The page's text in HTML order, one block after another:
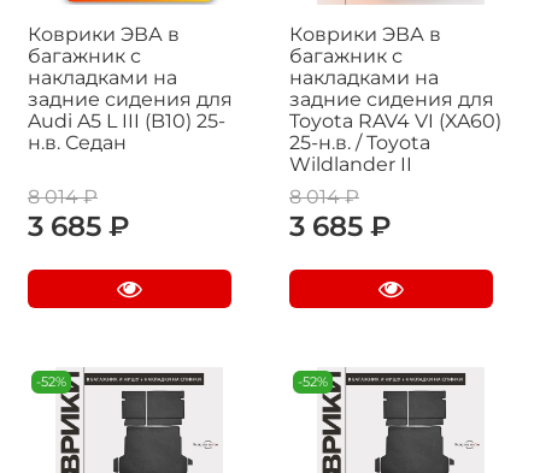
Коврики ЭВА в
багажник с
накладками на
задние сидения для
Audi A5 L III (B10) 25-
н.в. Седан
8 014 ₽
3 685 ₽
Коврики ЭВА в
багажник с
накладками на
задние сидения для
Toyota RAV4 VI (XA60)
25-н.в. / Toyota
Wildlander II
8 014 ₽
3 685 ₽
-52% -52%